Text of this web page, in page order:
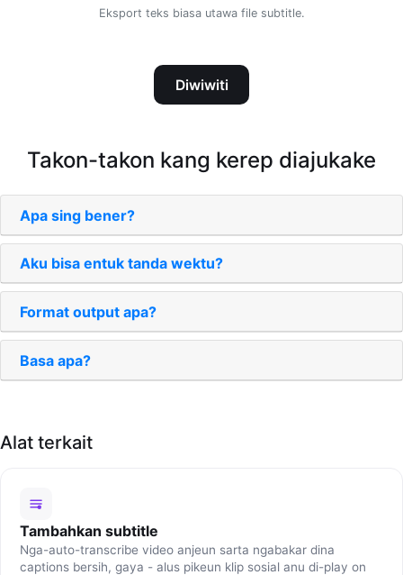
Eksport teks biasa utawa file subtitle.
Diwiwiti
Takon-takon kang kerep diajukake
Apa sing bener?
Aku bisa entuk tanda wektu?
Format output apa?
Basa apa?
Alat terkait
Tambahkan subtitle
Nga-auto-transcribe video anjeun sarta ngabakar dina
captions bersih, gaya - alus pikeun klip sosial anu di-play on